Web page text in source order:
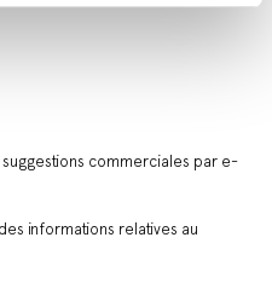
commerciales par e-
informations relatives au